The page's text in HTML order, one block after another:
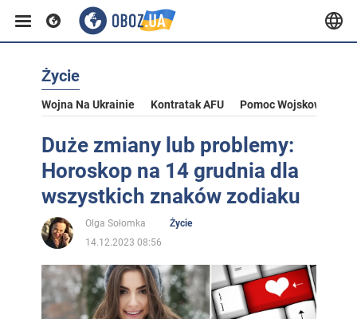
Życie
Wojna Na Ukrainie Kontratak AFU Pomoc Wojskowa Dla
Duże zmiany lub problemy:
Horoskop na 14 grudnia dla
wszystkich znaków zodiaku
Olga Sołomka
Życie
14.12.2023 08:56